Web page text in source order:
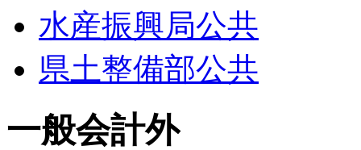
水産振興局公共
県土整備部公共
一般会計外